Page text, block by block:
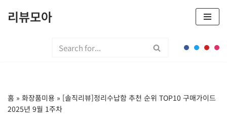
뛰
기
리뷰모아
홈 » 화장품미용 » [솔직리뷰]정리수납함 추천 순위 TOP10 구매가이드
2025년 9월 1주차